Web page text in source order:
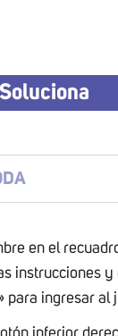
Soluciona
en el
instrucciones y
para ingresar al